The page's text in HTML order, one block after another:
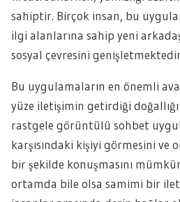
sahiptir. Birçok insan, bu
ilgi alanlarına sahip yeni
sosyal çevresini
Bu uygulamaların en önemli
yüze iletişimin getirdiği doğallığı
rastgele görüntülü sohbet
karşısındaki kişiyi görmesini ve
bir şekilde konuşmasını
ortamda bile olsa samimi bir